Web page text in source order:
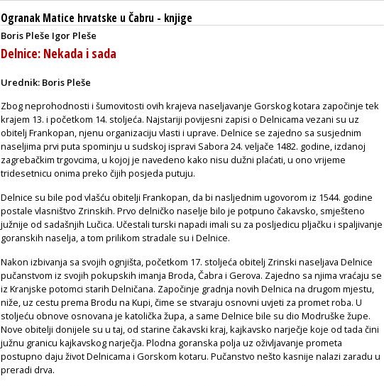
Ogranak Matice hrvatske u Čabru - knjige
Boris Pleše Igor Pleše
Delnice: Nekada i sada
Urednik: Boris Pleše
Zbog neprohodnosti i šumovitosti ovih krajeva naseljavanje Gorskog kotara započinje tek
krajem 13. i početkom 14. stoljeća. Najstariji povijesni zapisi o Delnicama vezani su uz
obitelj Frankopan, njenu organizaciju vlasti i uprave. Delnice se zajedno sa susjednim
naseljima prvi puta spominju u sudskoj ispravi Sabora 24. veljače 1482. godine, izdanoj
zagrebačkim trgovcima, u kojoj je navedeno kako nisu dužni plaćati, u ono vrijeme
tridesetnicu onima preko čijih posjeda putuju.
Delnice su bile pod vlašću obitelji Frankopan, da bi nasljednim ugovorom iz 1544. godine
postale vlasništvo Zrinskih. Prvo delničko naselje bilo je potpuno čakavsko, smješteno
južnije od sadašnjih Lučica. Učestali turski napadi imali su za posljedicu pljačku i spaljivanje
goranskih naselja, a tom prilikom stradale su i Delnice.
Nakon izbivanja sa svojih ognjišta, početkom 17. stoljeća obitelj Zrinski naseljava Delnice
pučanstvom iz svojih pokupskih imanja Broda, Čabra i Gerova. Zajedno sa njima vraćaju se
iz Kranjske potomci starih Delničana. Započinje gradnja novih Delnica na drugom mjestu,
niže, uz cestu prema Brodu na Kupi, čime se stvaraju osnovni uvjeti za promet roba. U
stoljeću obnove osnovana je katolička župa, a same Delnice bile su dio Modruške župe.
Nove obitelji donijele su u taj, od starine čakavski kraj, kajkavsko narječje koje od tada čini
južnu granicu kajkavskog narječja. Plodna goranska polja uz oživljavanje prometa
postupno daju život Delnicama i Gorskom kotaru. Pučanstvo nešto kasnije nalazi zaradu u
preradi drva.